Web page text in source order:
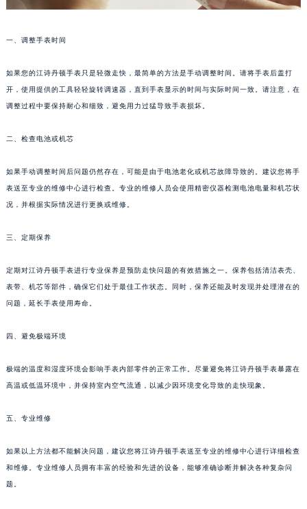
一、调整手表时间
如果您的江诗丹顿手表只是轻微走快，最简单的方法是手动调整时间。请将手表后盖打
开，使用提供的工具轻轻旋转调速器，直到手表显示的时间与实际时间一致。请注意，在
调整过程中要保持耐心和细致，避免用力过猛导致手表损坏。
二、检查电池或机芯
如果手动调整时间后问题仍然存在，可能是由于电池老化或机芯故障导致的。建议您将手
表送至专业的维修中心进行检查。专业的维修人员会使用精密仪器检测电池电量和机芯状
况，并根据实际情况进行更换或维修。
三、定期保养
定期对江诗丹顿手表进行专业保养是预防走快问题的有效措施之一。保养包括清洁表壳、
表带、机芯等部件，确保它们处于最佳工作状态。同时，保养还能及时发现并处理潜在的
问题，延长手表使用寿命。
四、避免极端环境
极端的温度和湿度环境会影响手表内部零件的正常工作。尽量避免将江诗丹顿手表暴露在
高温或低温环境中，并保持室内空气流通，以减少因环境变化导致的走快现象。
五、专业维修
如果以上方法都不能解决问题，建议您将江诗丹顿手表送至专业的维修中心进行详细检查
和维修。专业维修人员拥有丰富的经验和先进的设备，能够准确诊断并解决各种复杂问
题。